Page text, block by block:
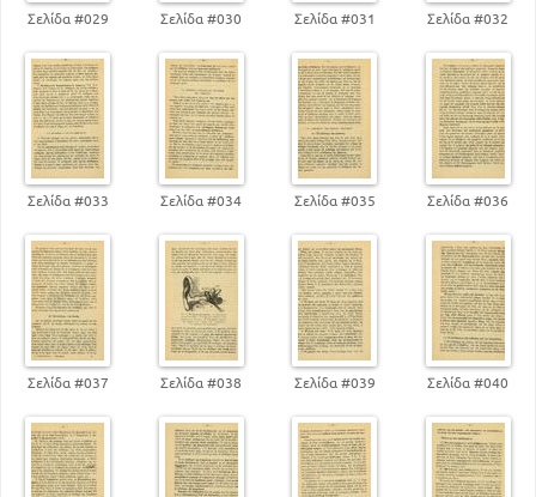
Το συναίσθημα του καλού
107
Πόθος και βούληση
133
Σελίδα #029 Σελίδα #030 Σελίδα #031 Σελίδα #032
Σελίδα #033 Σελίδα #034 Σελίδα #035 Σελίδα #036
Σελίδα #037 Σελίδα #038 Σελίδα #039 Σελίδα #040